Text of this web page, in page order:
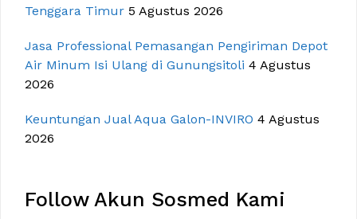
Tenggara Timur 5 Agustus 2026
Jasa Professional Pemasangan Pengiriman Depot
Air Minum Isi Ulang di Gunungsitoli 4 Agustus
2026
Keuntungan Jual Aqua Galon-INVIRO 4 Agustus
2026
Follow Akun Sosmed Kami